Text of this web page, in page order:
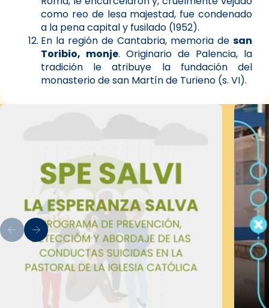
como reo de lesa majestad, fue condenado
a la pena capital y fusilado (1952).
En la región de Cantabria, memoria de san
Toribio, monje. Originario de Palencia, la
tradición le atribuye la fundación del
monasterio de san Martín de Turieno (s. VI).